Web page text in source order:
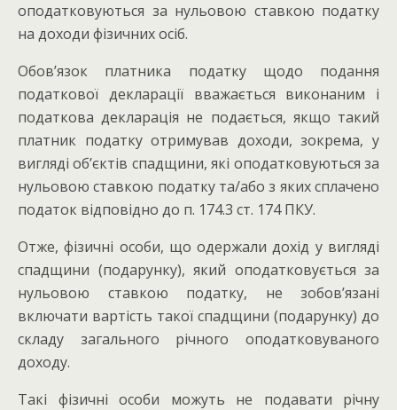
оподатковуються за нульовою ставкою податку
на доходи фізичних осіб.
Обов’язок платника податку щодо подання
податкової декларації вважається виконаним і
податкова декларація не подається, якщо такий
платник податку отримував доходи, зокрема, у
вигляді об’єктів спадщини, які оподатковуються за
нульовою ставкою податку та/або з яких сплачено
податок відповідно до п. 174.3 ст. 174 ПКУ.
Отже, фізичні особи, що одержали дохід у вигляді
спадщини (подарунку), який оподатковується за
нульовою ставкою податку, не зобов’язані
включати вартість такої спадщини (подарунку) до
складу загального річного оподатковуваного
доходу.
Такі фізичні особи можуть не подавати річну